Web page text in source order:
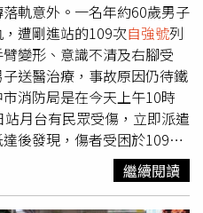
軌意外。一名年約60歲男子
遭剛進站的109次自強號列
變形、意識不清及右腳受
送醫治療，事故原因仍待鐵
消防局是在今天上午10時
月台有民眾受傷，立即派遣
後發現，傷者受困於109車
現場完成斷電等安全措施後
13分順利將男子救出並搬
繼續閱讀